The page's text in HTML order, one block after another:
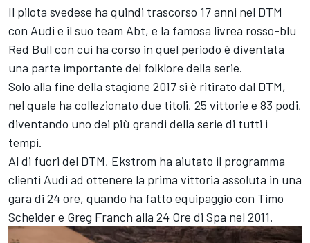
Il pilota svedese ha quindi trascorso 17 anni nel DTM
con Audi e il suo team Abt, e la famosa livrea rosso-blu
Red Bull con cui ha corso in quel periodo è diventata
una parte importante del folklore della serie.
Solo alla fine della stagione 2017 si è ritirato dal DTM,
nel quale ha collezionato due titoli, 25 vittorie e 83 podi,
diventando uno dei più grandi della serie di tutti i
tempi.
Al di fuori del DTM, Ekstrom ha aiutato il programma
clienti Audi ad ottenere la prima vittoria assoluta in una
gara di 24 ore, quando ha fatto equipaggio con Timo
Scheidere Greg Franch alla 24 Ore di Spa nel 2011.